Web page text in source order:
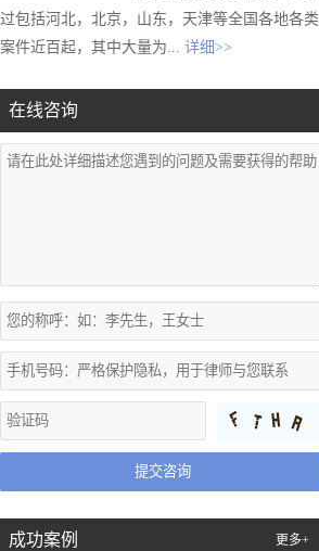
过包括河北，北京，山东，天津等全国各地各类
案件近百起，其中大量为... 详细>>
在线咨询
提交咨询
成功案例 更多+